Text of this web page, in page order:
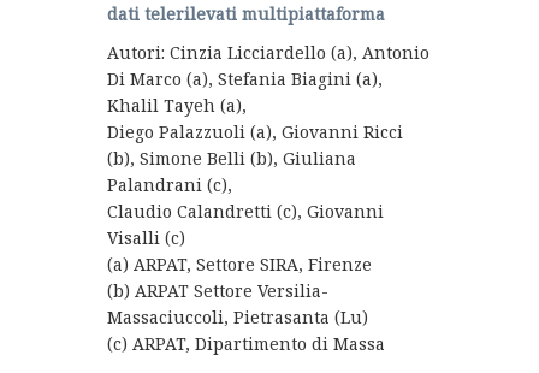
dati telerilevati multipiattaforma
Autori: Cinzia Licciardello (a), Antonio
Di Marco (a), Stefania Biagini (a),
Khalil Tayeh (a),
Diego Palazzuoli (a), Giovanni Ricci
(b), Simone Belli (b), Giuliana
Palandrani (c),
Claudio Calandretti (c), Giovanni
Visalli (c)
(a) ARPAT, Settore SIRA, Firenze
(b) ARPAT Settore Versilia-
Massaciuccoli, Pietrasanta (Lu)
(c) ARPAT, Dipartimento di Massa